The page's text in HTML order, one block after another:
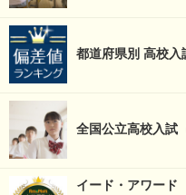
都道府県別 高校
全国公立高校入試
イード・アワード